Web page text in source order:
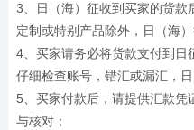
3、日（海）征收到买家的货款
定制或特别产品除外，日（海
4、买家请务必将货款支付到日
仔细检查账号，错汇或漏汇，
5、买家付款后，请提供汇款凭
与核对；